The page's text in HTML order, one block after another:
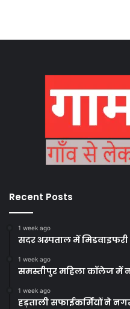
Recent Posts
1 week ago
सदर अस्पताल में मिडवाइफरी
1 week ago
समस्तीपुर महिला कॉलेज में
1 week ago
हड़ताली सफाईकर्मियों ने